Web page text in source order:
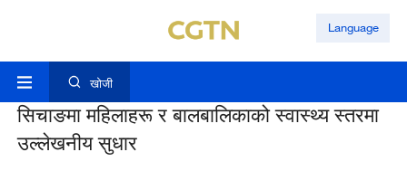
Language
खोजी
सिचाङमा महिलाहरू र बालबालिकाको स्वास्थ्य स्तरमा
उल्लेखनीय सुधार